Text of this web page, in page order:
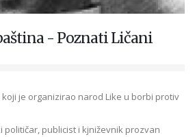
- Poznati Ličani
je organizirao narod Like u borbi protiv
političar, publicist i kjniževnik prozvan